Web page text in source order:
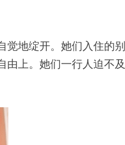
地绽开。她们入住的
上。她们一行人迫不